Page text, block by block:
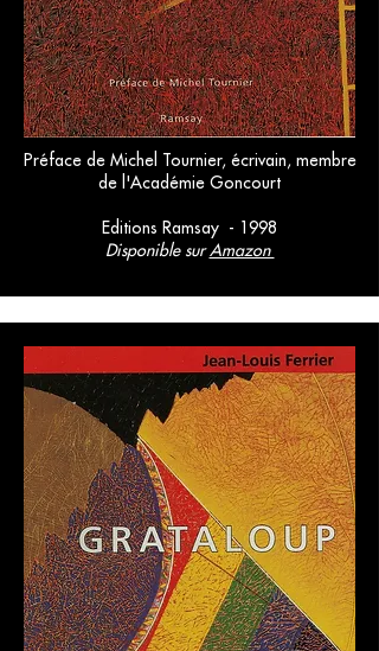
Préface de Michel Tournier, écrivain, membre
de l'Académie Goncourt
Editions Ramsay - 1998
Disponible surAmazon